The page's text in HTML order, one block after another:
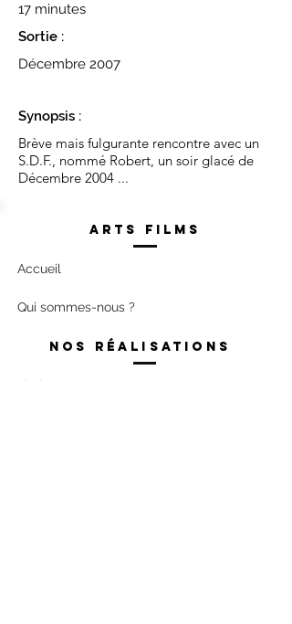
17 minutes
Sortie :
Décembre 2007
Synopsis :
Brève mais fulgurante rencontre avec un
S.D.F., nommé Robert, un soir glacé de
Décembre 2004 ...
Arts films
Accueil
Qui sommes-nous ?
Nos réalisations
Fiction